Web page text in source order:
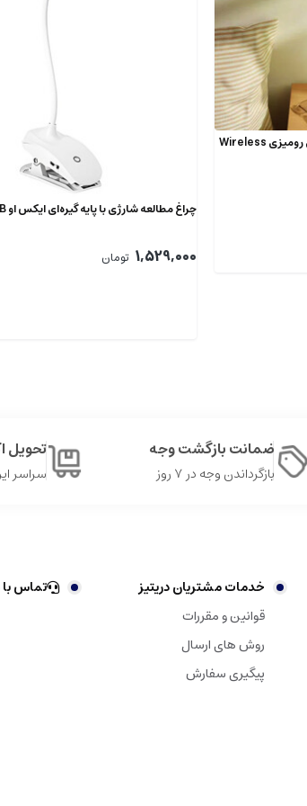
شارژ بی‌سیم 10وات و چراغ خواب فانتزی رومیزی Wireless
چراغ مطالعه شارژی با پایه گیره‌ای ایکس او OZ06B
1,529,000 تومان
ضمانت بازگشت وجه
بازگرداندن وجه در ۷ روز سراسر
خدمات مشتریان دریتیز
قوانین و مقررات
روش های ارسال
پیگیری سفارش
تماس با